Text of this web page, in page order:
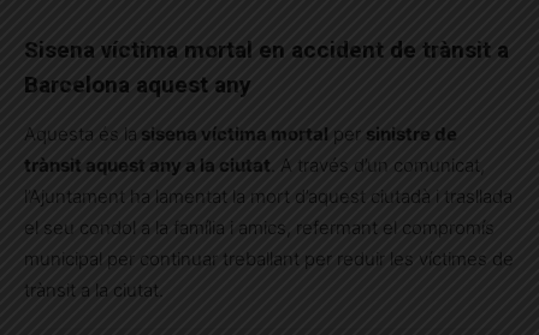
Sisena víctima mortal en accident de trànsit a
Barcelona aquest any
Aquesta és la sisena víctima mortal per sinistre de
trànsit aquest any a la ciutat. A través d’un comunicat,
l’Ajuntament ha lamentat la mort d’aquest ciutadà i trasllada
el seu condol a la família i amics, refermant el compromís
municipal per continuar treballant per reduir les víctimes de
trànsit a la ciutat.